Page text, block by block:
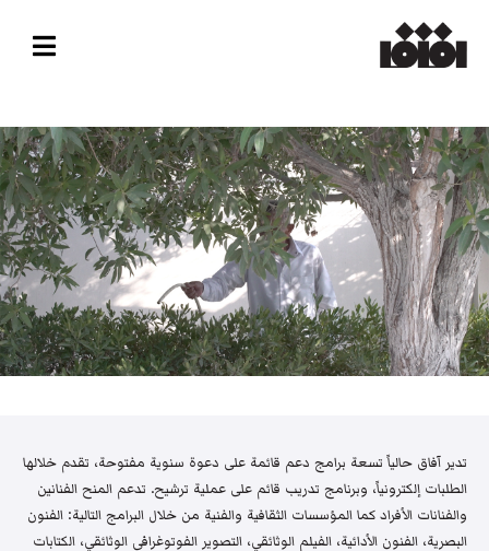
تدير آفاق حالياً تسعة برامج دعم قائمة على دعوة سنوية مفتوحة، تقدم خلالها
الطلبات إلكترونياً، وبرنامج تدريب قائم على عملية ترشيح. تدعم المنح الفنانين
والفنانات الأفراد كما المؤسسات الثقافية والفنية من خلال البرامج التالية: الفنون
البصرية، الفنون الأدائية، الفيلم الوثائقي، التصوير الفوتوغرافي الوثائقي، الكتابات